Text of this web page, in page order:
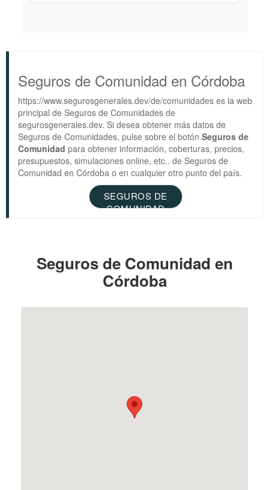
Seguros de Comunidad en Córdoba
https://www.segurosgenerales.dev/de/comunidades es la web
principal de Seguros de Comunidades de
segurosgenerales.dev. Si desea obtener más datos de
Seguros de Comunidades, pulse sobre el botón Seguros de
Comunidad para obtener información, coberturas, precios,
presupuestos, simulaciones online, etc.. de Seguros de
Comunidad en Córdoba o en cualquier otro punto del país.
SEGUROS DE
COMUNIDAD
Seguros de Comunidad en
Córdoba